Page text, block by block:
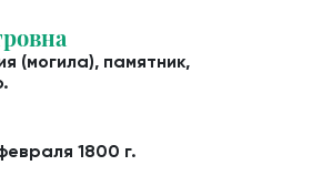
(могила), памятник,
1800 г.